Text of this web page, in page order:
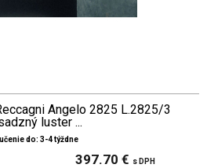
Angelo 2825 L.2825/3
luster ...
do: 3-4 týždne
397.70 € s DPH